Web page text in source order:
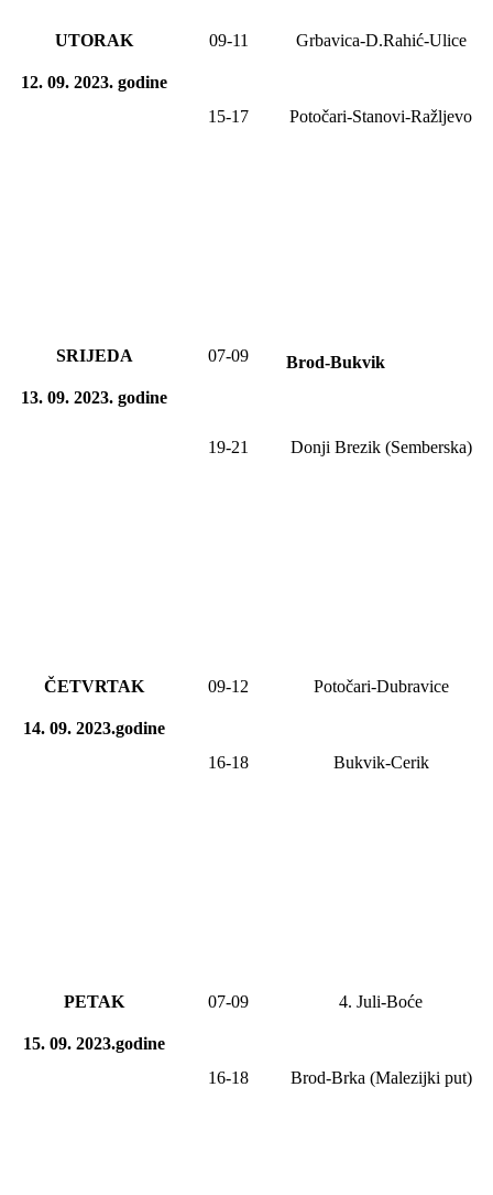
UTORAK
12. 09. 2023. godine
09-11 Grbavica-D.Rahić-Ulice
15-17 Potočari-Stanovi-Ražljevo
SRIJEDA
13. 09. 2023. godine
07-09 Brod-Bukvik
19-21 Donji Brezik (Semberska)
ČETVRTAK
14. 09. 2023.godine
09-12 Potočari-Dubravice
16-18 Bukvik-Cerik
PETAK
15. 09. 2023.godine
07-09 4. Juli-Boće
16-18 Brod-Brka (Malezijki put)